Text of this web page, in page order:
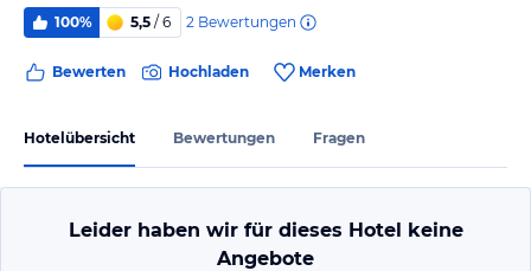
100% 5,5 / 6 2 Bewertungen
Bewerten Hochladen Merken
Hotelübersicht Bewertungen Fragen
Leider haben wir für dieses Hotel keine
Angebote